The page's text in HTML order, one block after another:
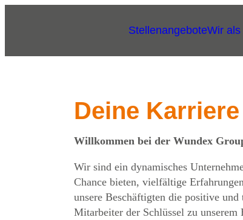
StellenangeboteWir als
Deine
Willkommen bei der Wundex
Wir sind ein dynamisches
Chance bieten, vielfältige
unsere Beschäftigten die positive
Mitarbeiter der Schlüssel zu